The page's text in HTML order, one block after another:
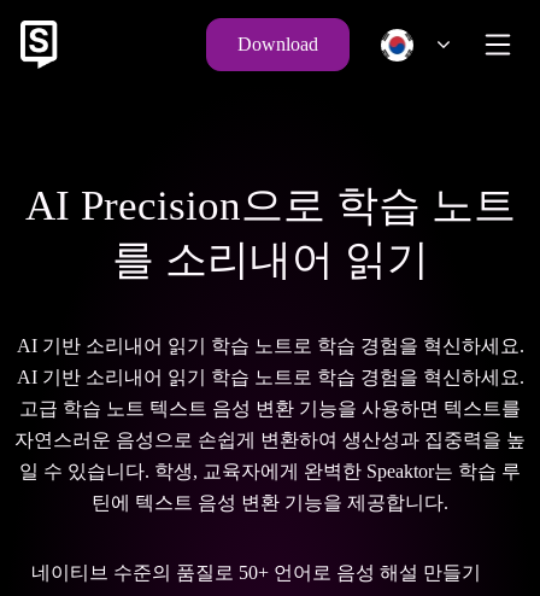
Download
AI Precision으로 학습 노트
를 소리내어 읽기
AI 기반 소리내어 읽기 학습 노트로 학습 경험을 혁신하세요.
AI 기반 소리내어 읽기 학습 노트로 학습 경험을 혁신하세요.
고급 학습 노트 텍스트 음성 변환 기능을 사용하면 텍스트를
자연스러운 음성으로 손쉽게 변환하여 생산성과 집중력을 높
일 수 있습니다. 학생, 교육자에게 완벽한 Speaktor는 학습 루
틴에 텍스트 음성 변환 기능을 제공합니다.
네이티브 수준의 품질로 50+ 언어로 음성 해설 만들기